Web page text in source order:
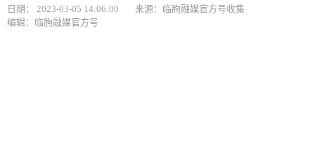
日期： 2023-03-05 14:06:00
来源：临朐融媒官方号收集
编辑：临朐融媒官方号